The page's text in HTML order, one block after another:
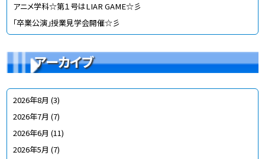
アニメ学科☆第１号はLIAR GAME☆彡
「卒業公演」授業見学会開催☆彡
アーカイブ
2026年8月 (3)
2026年7月 (7)
2026年6月 (11)
2026年5月 (7)